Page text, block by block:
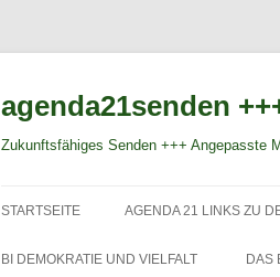
agenda21senden
Zukunftsfähiges Senden +++ Angepasste
STARTSEITE AGENDA 21 LINKS ZU
BI DEMOKRATIE UND VIELFALT DAS